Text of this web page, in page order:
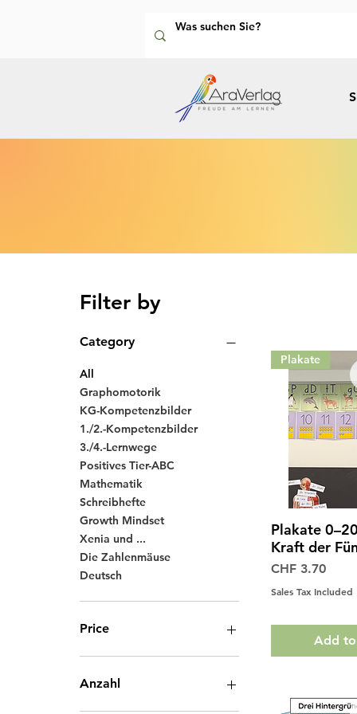
Filter by
Category
All
Graphomotorik
KG-Kompetenzbilder
1./2.-Kompetenzbilder
3./4.-Lernwege
Positives Tier-ABC
Mathematik
Schreibhefte
Growth Mindset
Xenia und ...
Die Zahlenmäuse
Deutsch
Price
Anzahl
Quick
Plakate
Plakate
Kraft der
Price
CHF 3.70
Sales Tax Included
Add